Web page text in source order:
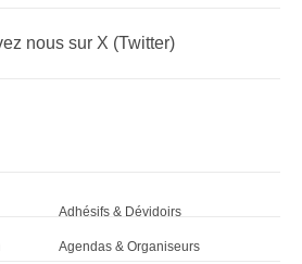
nous sur X (Twitter)
Adhésifs & Dévidoirs
Agendas & Organiseurs